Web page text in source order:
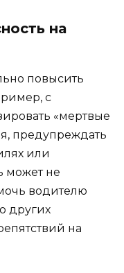
на
повысить
с
«мертвые
предупреждать
или
может не
водителю
других
на